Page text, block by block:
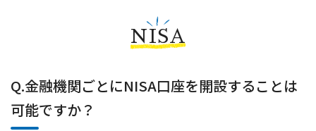
NISA
Q.金融機関ごとにNISA口座を開設することは
可能ですか？